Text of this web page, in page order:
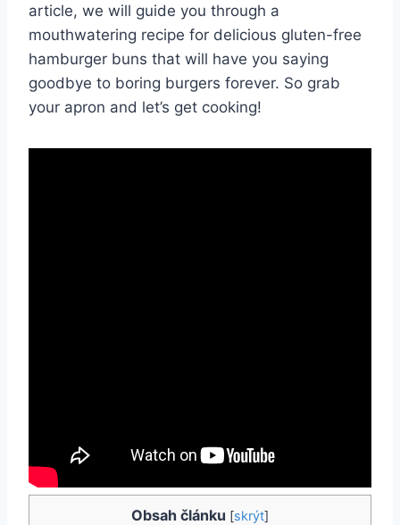
article, we will guide you through a
mouthwatering recipe ‍for delicious gluten-free
hamburger buns ‌that will have you saying
goodbye to boring burgers⁢ forever. So⁢ grab
your⁢ apron and let’s get cooking!
Obsah článku [skrýt]